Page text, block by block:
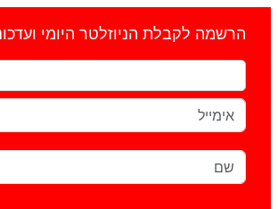
הרשמה לקבלת הניוזלטר היומי